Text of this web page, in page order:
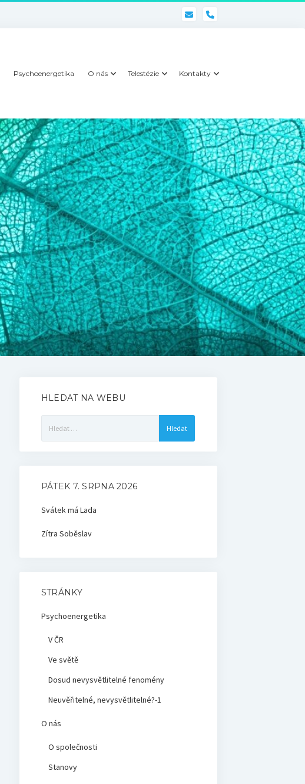
phone
Psychoenergetika O nás Telestézie Kontakty
HLEDAT NA WEBU
PÁTEK 7. SRPNA 2026
Svátek má Lada
Zítra Soběslav
STRÁNKY
Psychoenergetika
V ČR
Ve světě
Dosud nevysvětlitelné fenomény
Neuvěřitelné, nevysvětlitelné?-1
O nás
O společnosti
Stanovy